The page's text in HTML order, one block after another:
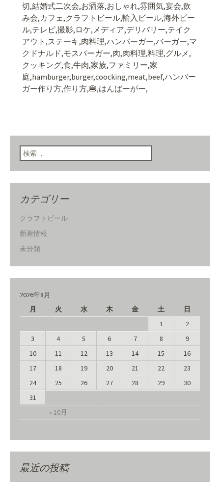
切,結婚式二次会,お洒落,おしゃれ,雰囲気,宴会,飲
み会,カフェ,クラフトビール,輸入ビール,海外ビー
ル,テレビ,撮影, ロケ,メディア,デリバリー,テイク
アウト ,ステーキ,肉料理,ハンバーガー,バーガー,マ
クドナルド,モスバーガー,肉,肉料理,料理,グルメ,
クッキング,食,牛肉,家族,ファミリー,家
庭,hamburger,burger,coocking,meat,beef,ハンバー
ガー作り方,作り方,🍔,はんばーがー,
検索:
カテゴリー
クラフトビール
新着情報
未分類
2026年8月
月
火 水 木 金 土 日
« 10月
1
2
3
4 5 6 7 8
9
10
11 12 13 14 15
16
17
18 19 20 21 22
23
24
25 26 27 28 29
30
31
最近の投稿